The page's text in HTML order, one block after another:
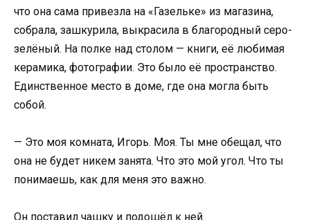
что она сама привезла на «Газельке» из магазина,
собрала, зашкурила, выкрасила в благородный серо-
зелёный. На полке над столом — книги, её любимая
керамика, фотографии. Это было её пространство.
Единственное место в доме, где она могла быть
собой.
— Это моя комната, Игорь. Моя. Ты мне обещал, что
она не будет никем занята. Что это мой угол. Что ты
понимаешь, как для меня это важно.
Он поставил чашку и подошёл к ней.